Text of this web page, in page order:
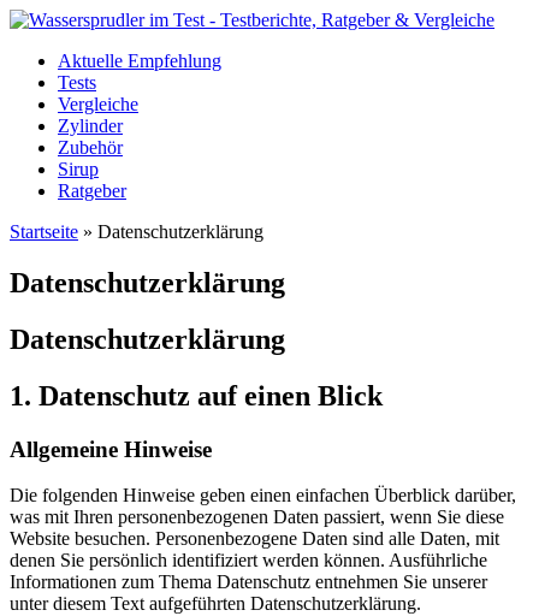
Aktuelle Empfehlung
Tests
Vergleiche
Zylinder
Zubehör
Sirup
Ratgeber
Startseite » Datenschutzerklärung
Datenschutzerklärung
Datenschutz­erklärung
1. Datenschutz auf einen Blick
Allgemeine Hinweise
Die folgenden Hinweise geben einen einfachen Überblick darüber,
was mit Ihren personenbezogenen Daten passiert, wenn Sie diese
Website besuchen. Personenbezogene Daten sind alle Daten, mit
denen Sie persönlich identifiziert werden können. Ausführliche
Informationen zum Thema Datenschutz entnehmen Sie unserer
unter diesem Text aufgeführten Datenschutzerklärung.